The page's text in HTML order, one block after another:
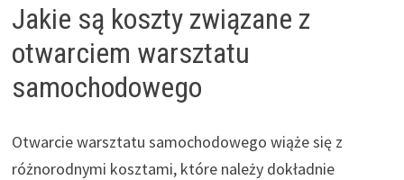
Jakie są koszty związane z
otwarciem warsztatu
samochodowego
Otwarcie warsztatu samochodowego wiąże się z
różnorodnymi kosztami, które należy dokładnie